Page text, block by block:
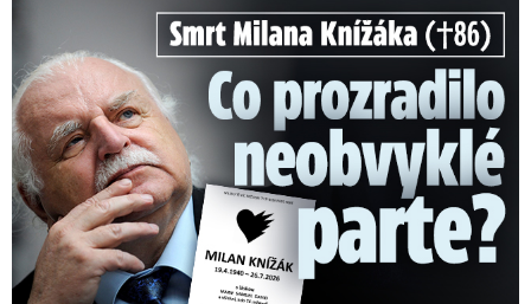
Smrt Milana Knížáka (†86): Co prozradilo neobvyklé parte?